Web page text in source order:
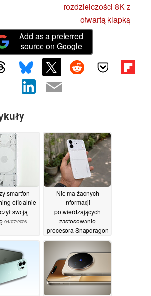
rozdzielczości 8K z
otwartą klapką
Add as a preferred
source on Google
smartfon
oficjalnie
swoją
04/07/2026
Nie ma żadnych
informacji
potwierdzających
zastosowanie
procesora Snapdragon
w nadchodzącym
30/06/2026